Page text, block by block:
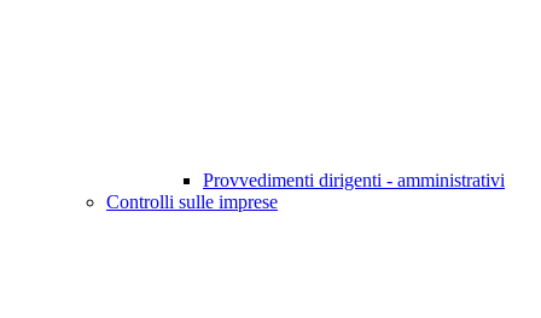
Provvedimenti dirigenti - amministrativi
Controlli sulle imprese